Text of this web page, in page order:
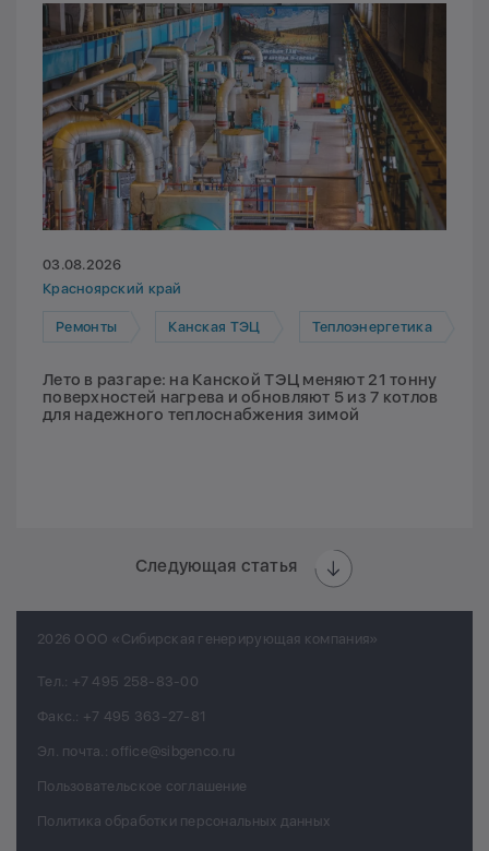
03.08.2026
Красноярский край
Ремонты Канская ТЭЦ Теплоэнергетика
Лето в разгаре: на Канской ТЭЦ меняют 21 тонну
поверхностей нагрева и обновляют 5 из 7 котлов
для надежного теплоснабжения зимой
Следующая статья
2026 ООО «Сибирская генерирующая компания»
Тел.: +7 495 258-83-00
Факс.: +7 495 363-27-81
Эл. почта.: office@sibgenco.ru
Пользовательское соглашение
Политика обработки персональных данных